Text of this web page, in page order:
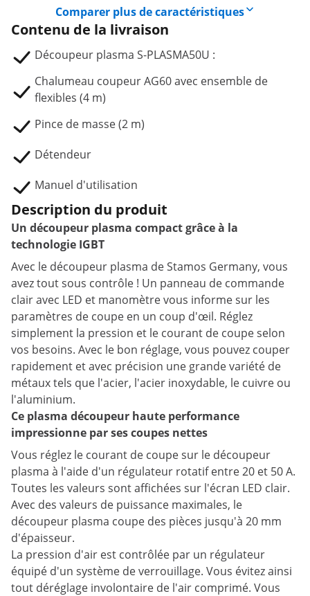
Comparer plus de caractéristiques
Contenu de la livraison
Découpeur plasma S-PLASMA50U :
Chalumeau coupeur AG60 avec ensemble de
flexibles (4 m)
Pince de masse (2 m)
Détendeur
Manuel d'utilisation
Description du produit
Un découpeur plasma compact grâce à la
technologie IGBT
Avec le découpeur plasma de Stamos Germany, vous
avez tout sous contrôle ! Un panneau de commande
clair avec LED et manomètre vous informe sur les
paramètres de coupe en un coup d'œil. Réglez
simplement la pression et le courant de coupe selon
vos besoins. Avec le bon réglage, vous pouvez couper
rapidement et avec précision une grande variété de
métaux tels que l'acier, l'acier inoxydable, le cuivre ou
l'aluminium.
Ce plasma découpeur haute performance
impressionne par ses coupes nettes
Vous réglez le courant de coupe sur le découpeur
plasma à l'aide d'un régulateur rotatif entre 20 et 50 A.
Toutes les valeurs sont affichées sur l'écran LED clair.
Avec des valeurs de puissance maximales, le
découpeur plasma coupe des pièces jusqu'à 20 mm
d'épaisseur.
La pression d'air est contrôlée par un régulateur
équipé d'un système de verrouillage. Vous évitez ainsi
tout déréglage involontaire de l'air comprimé. Vous